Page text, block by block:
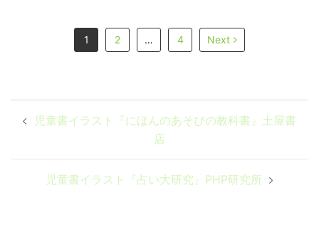
1 2 … 4 Next
稿
児童書イラスト『にほんのあそびの教科書』土屋書
店
児童書イラスト『占い大研究』PHP研究所